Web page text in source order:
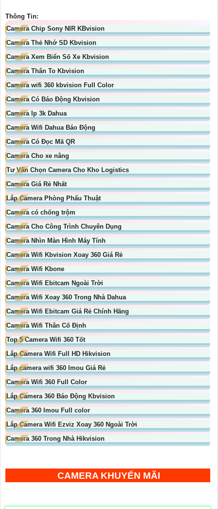
Thông Tin:
Camera Chip Sony NIR KBvision
Camera Thẻ Nhớ SD Kbvision
Camera Xem Biển Số Xe Kbvision
Camera Thân To Kbvision
Camera wifi 360 kbvision Full Color
Camera Có Báo Động Kbvision
Camera Ip 3k Dahua
Camera Wifi Dahua Báo Động
Camera Có Đọc Mã QR
Camera Cho xe nâng
Tư Vấn Chọn Camera Cho Kho Logistics
Camera Giá Rẻ Nhất
Lắp Camera Phòng Phẩu Thuật
Camera có chống trộm
Camera Cho Công Trình Chuyên Dụng
Camera Nhìn Màn Hình Máy Tính
Camera Wifi Kbvision Xoay 360 Giá Rẻ
Camera Wifi Kbone
Camera Wifi Ebitcam Ngoài Trời
Camera Wifi Xoay 360 Trong Nhà Dahua
Camera Wifi Ebitcam Giá Rẻ Chính Hãng
Camera Wifi Thân Cố Định
Top 5 Camera Wifi 360 Tốt
Lắp Camera Wifi Full HD Hikvision
Lắp camera wifi 360 Imou Giá Rẻ
Camera Wifi 360 Full Color
Lắp Camera 360 Báo Động Kbvision
Camera 360 Imou Full color
Lắp Camera Wifi Ezviz Xoay 360 Ngoài Trời
Camera 360 Trong Nhà Hikvision
CAMERA KHUYẾN MÃI